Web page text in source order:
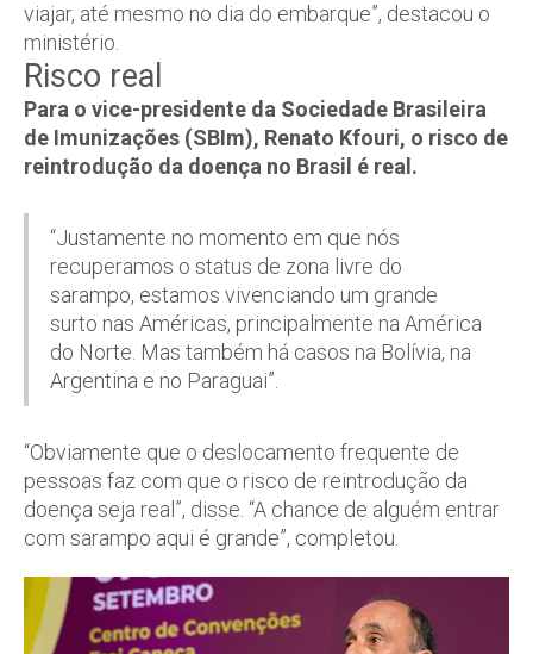
viajar, até mesmo no dia do embarque”, destacou o
ministério.
Risco real
Para o vice-presidente da Sociedade Brasileira
de Imunizações (SBIm), Renato Kfouri, o risco de
reintrodução da doença no Brasil é real.
“Justamente no momento em que nós
recuperamos o status de zona livre do
sarampo, estamos vivenciando um grande
surto nas Américas, principalmente na América
do Norte. Mas também há casos na Bolívia, na
Argentina e no Paraguai”.
“Obviamente que o deslocamento frequente de
pessoas faz com que o risco de reintrodução da
doença seja real”, disse. “A chance de alguém entrar
com sarampo aqui é grande”, completou.